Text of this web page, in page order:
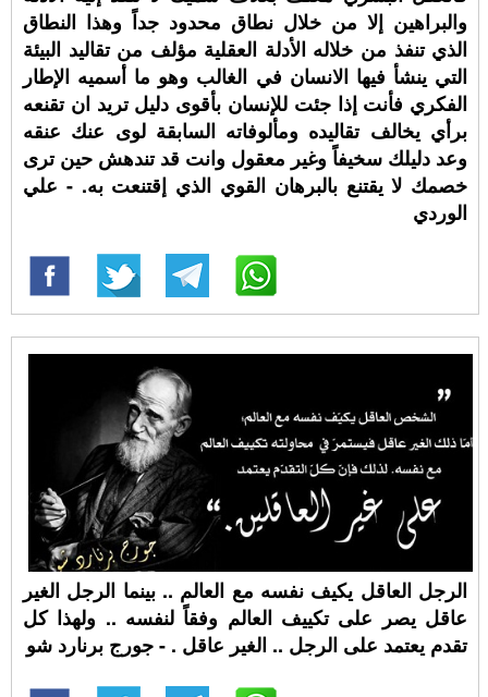
والبراهين إلا من خلال نطاق محدود جداً وهذا النطاق
الذي تنفذ من خلاله الأدلة العقلية مؤلف من تقاليد البيئة
التي ينشأ فيها الانسان في الغالب وهو ما أسميه الإطار
الفكري فأنت إذا جئت للإنسان بأقوى دليل تريد ان تقنعه
برأي يخالف تقاليده ومألوفاته السابقة لوى عنك عنقه
وعد دليلك سخيفاً وغير معقول وانت قد تندهش حين ترى
خصمك لا يقتنع بالبرهان القوي الذي إقتنعت به. - علي
الوردي
الرجل العاقل يكيف نفسه مع العالم .. بينما الرجل الغير
عاقل يصر على تكييف العالم وفقاً لنفسه .. ولهذا كل
تقدم يعتمد على الرجل .. الغير عاقل . - جورج برنارد شو